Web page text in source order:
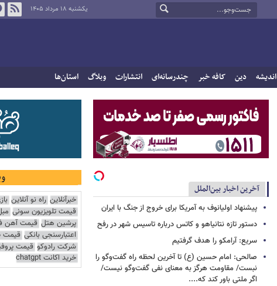
یکشنبه ۱۸ مرداد ۱۴۰۵
اندیشه دین کافه خبر چندرسانه‌ای انتشارات وبلاگ استان‌ها
آخرین اخبار بین‌الملل
پیشنهاد اولیانوف به آمریکا برای خروج از جنگ با ایران
دستور تازه نتانیاهو و کاتس درباره تاسیس شهر در رفح
سریع: آرامکو را هدف گرفتیم
صالحی: امام حسین (ع) تا آخرین لحظه راه گفت‌وگو را
نبست/ مقاومت هرگز به معنای نفی گفت‌وگو نیست/
اگر ملتی باور کند که....
خبرآنلاین راه نو آنلاین
قیمت تلویزیون سونی
پرشین هتل قیمت آهن
اعتبارسنجی بانکی قیمت
شرکت رادوکو قیمت
خرید اکانت chatgpt